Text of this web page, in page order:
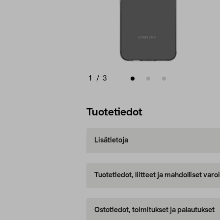
1 / 3
Tuotetiedot
Lisätietoja
Tuotetiedot, liitteet ja mahdolliset
Ostotiedot, toimitukset ja palautukset